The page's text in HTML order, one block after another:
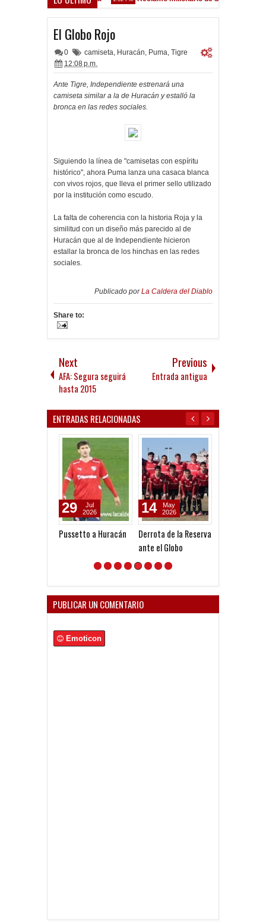
El Globo Rojo
0 camiseta, Huracán, Puma, Tigre
12:08 p.m.
Ante Tigre, Independiente estrenará una
camiseta similar a la de Huracán y estalló la
bronca en las redes sociales.
Siguiendo la línea de "camisetas con espíritu
histórico", ahora Puma lanza una casaca blanca
con vivos rojos, que lleva el primer sello utilizado
por la institución como escudo.
La falta de coherencia con la historia Roja y la
similitud con un diseño más parecido al de
Huracán que al de Independiente hicieron
estallar la bronca de los hinchas en las redes
sociales.
Publicado porLa Caldera del Diablo
Share to:
Next
AFA: Segura seguirá
hasta 2015
Previous
Entrada antigua
ENTRADAS RELACIONADAS
Pussetto a Huracán
29
Jul
2026
Derrota de la Reserva
ante el Globo
14
May
2026
PUBLICAR UN COMENTARIO
Emoticon